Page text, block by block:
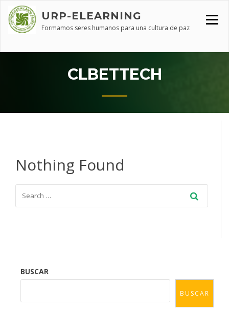
content
URP-ELEARNING
Formamos seres humanos para una cultura de paz
CLBETTECH
Nothing Found
BUSCAR
BUSCAR